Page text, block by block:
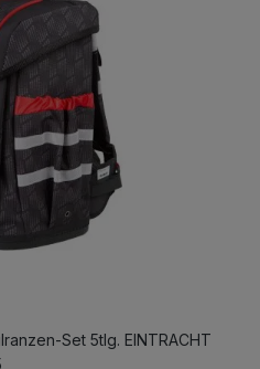
Set 5tlg. EINTRACHT